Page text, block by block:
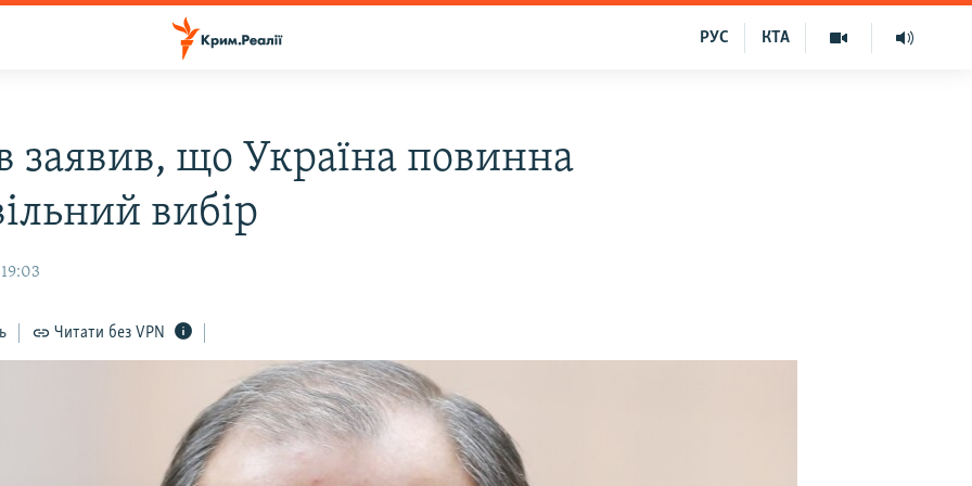
КТА
РУС
заявив, що Україна повинна
вибір
Читати без VPN